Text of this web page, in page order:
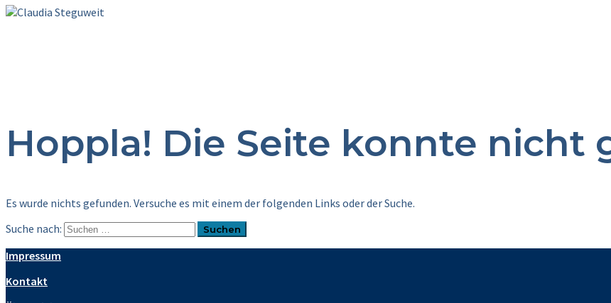
Hoppla! Die Seite konnte nicht
Es wurde nichts gefunden. Versuche es mit einem der folgenden Links oder der Suche.
Suche nach:
Impressum
Kontakt